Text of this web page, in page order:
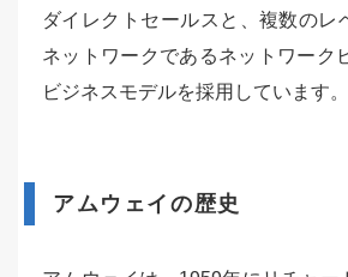
ダイレクトセールスと、複数のレ
ネットワークであるネットワーク
ビジネスモデルを採用しています。
アムウェイの歴史